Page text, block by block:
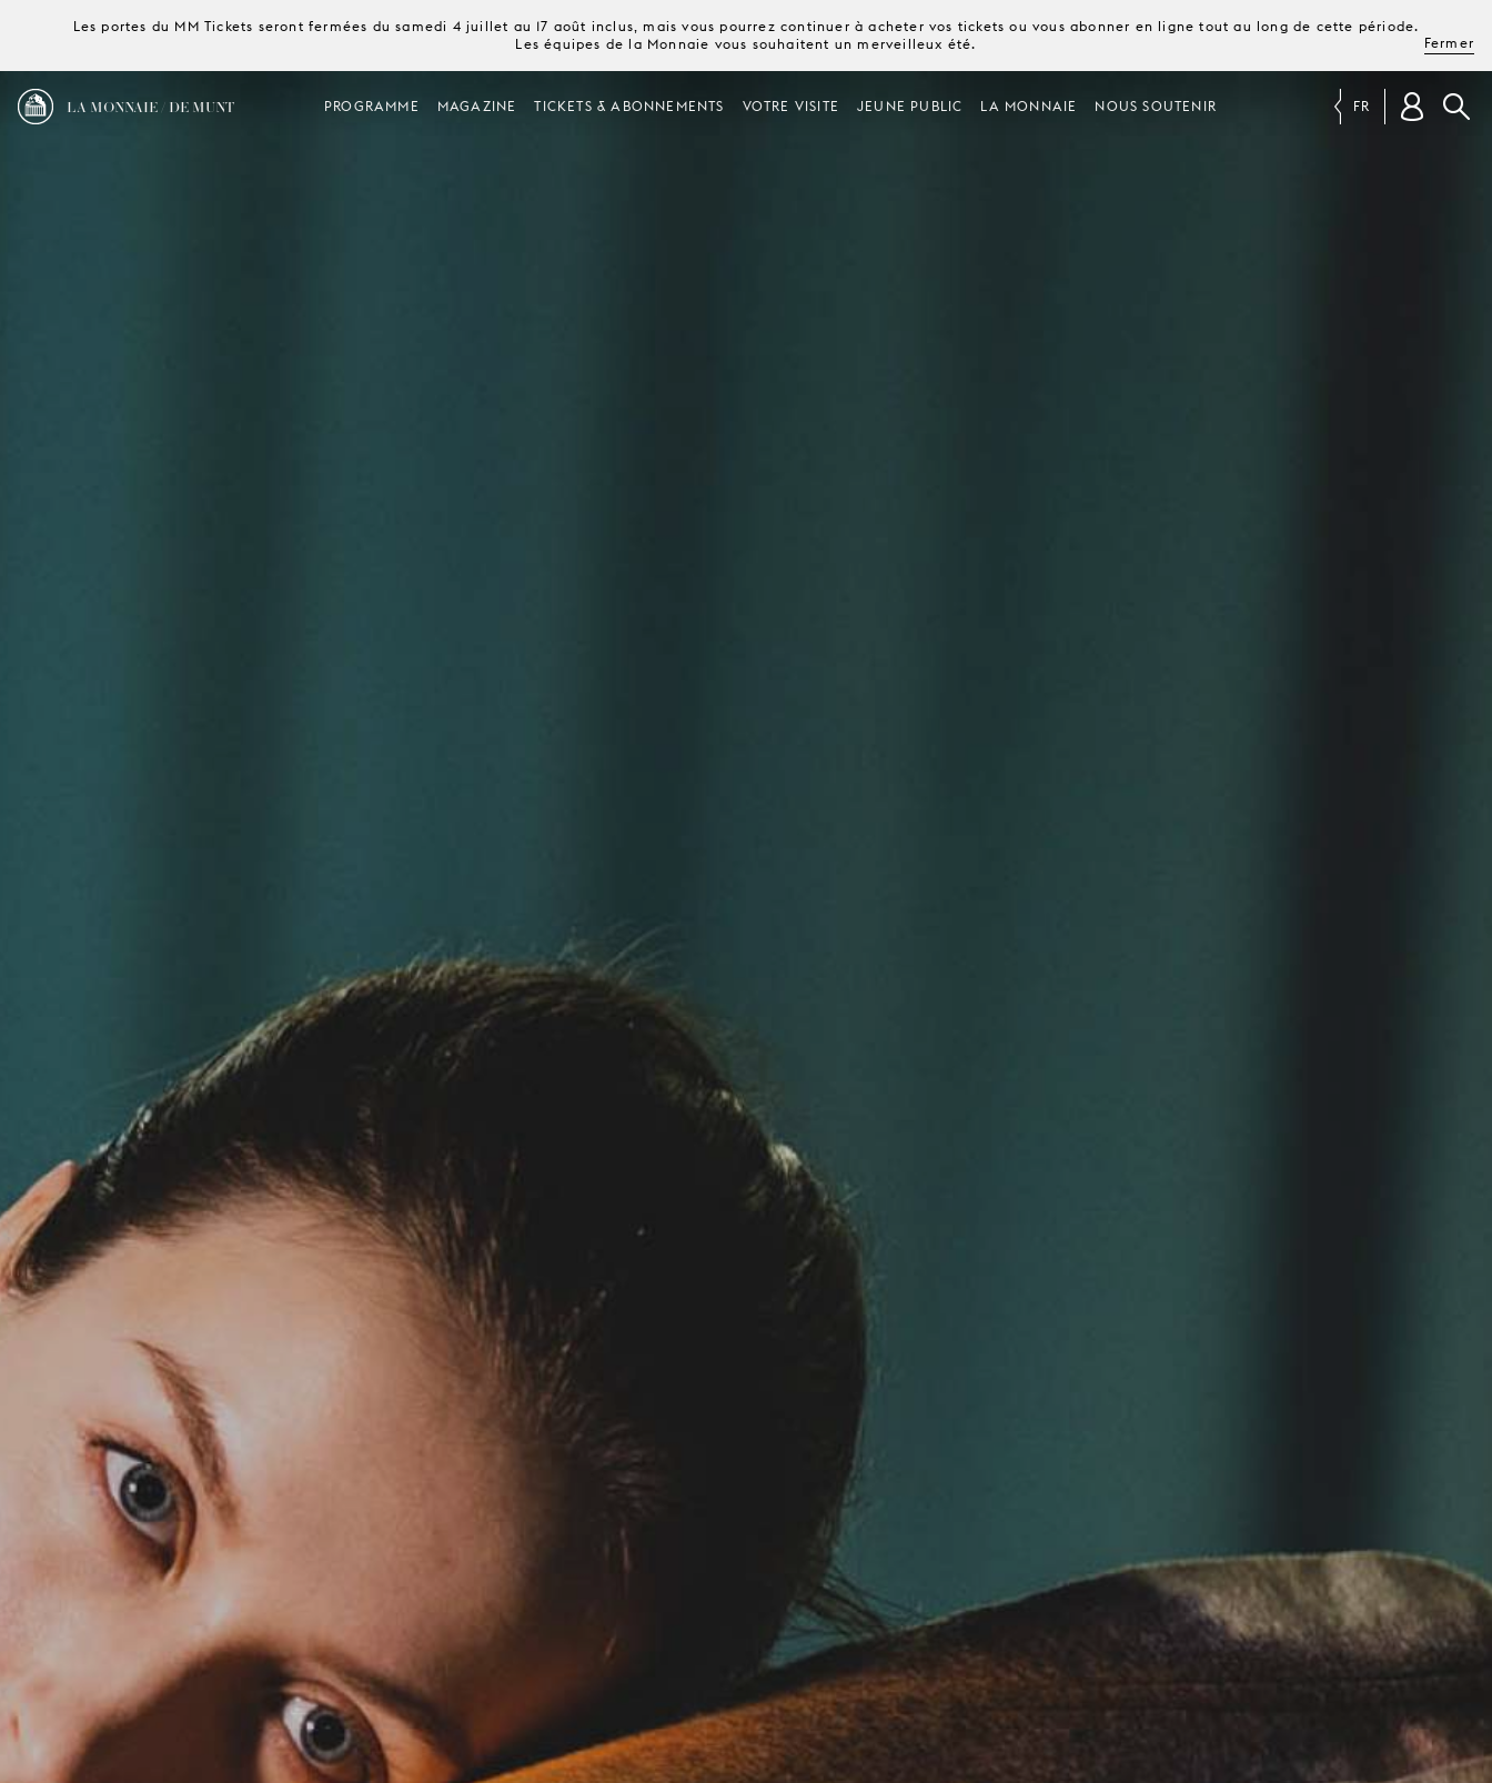
Les portes du MM Tickets seront fermées du samedi 4 juillet au 17 août inclus, mais vous pourrez continuer à acheter vos tickets ou vous abonner en ligne tout au long de cette période.
Les équipes de la Monnaie vous souhaitent un merveilleux été.
Fermer
LA MONNAIE / DE MUNT PROGRAMME MAGAZINE TICKETS & ABONNEMENTS VOTRE VISITE JEUNE PUBLIC LA MONNAIE NOUS SOUTENIR FR